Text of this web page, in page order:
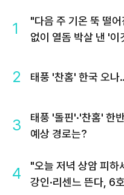
1
"다음 주 기온 뚝 떨
없이 열돔 박살 낸 '이
2 태풍 '찬홈' 한국 오나
3
태풍 '돌핀'·'찬홈' 한
예상 경로는?
4
"오늘 저녁 상암 피하
강인·리센느 뜬다, 6